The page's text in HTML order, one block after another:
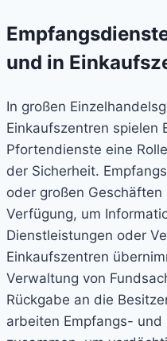
und in
In großen
Einkaufszentren spielen
Pfortendienste eine
der Sicherheit.
oder großen
Verfügung, um
Dienstleistungen oder
Einkaufszentren
Verwaltung von
Rückgabe an die
arbeiten Empfangs-